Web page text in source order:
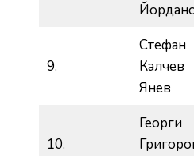
9.
Стефан
Калчев
Янев
10.
Георги